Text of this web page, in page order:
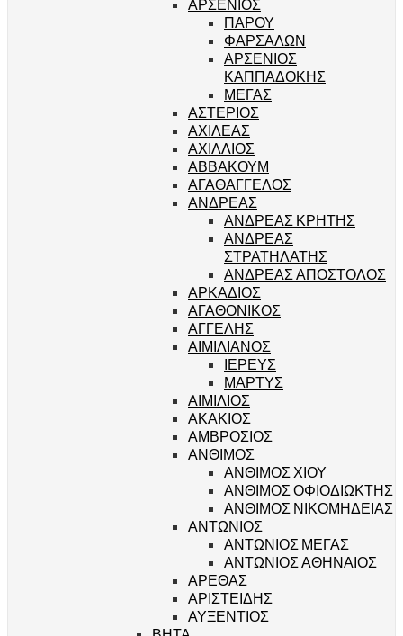
ΑΡΣΕΝΙΟΣ
ΠΑΡΟΥ
ΦΑΡΣΑΛΩΝ
ΑΡΣΕΝΙΟΣ
ΚΑΠΠΑΔΟΚΗΣ
ΜΕΓΑΣ
ΑΣΤΕΡΙΟΣ
ΑΧΙΛΕΑΣ
ΑΧΙΛΛΙΟΣ
ΑΒΒΑΚΟΥΜ
ΑΓΑΘΑΓΓΕΛΟΣ
ΑΝΔΡΕΑΣ
ΑΝΔΡΕΑΣ ΚΡΗΤΗΣ
ΑΝΔΡΕΑΣ
ΣΤΡΑΤΗΛΑΤΗΣ
ΑΝΔΡΕΑΣ ΑΠΟΣΤΟΛΟΣ
ΑΡΚΑΔΙΟΣ
ΑΓΑΘΟΝΙΚΟΣ
ΑΓΓΕΛΗΣ
ΑΙΜΙΛΙΑΝΟΣ
ΙΕΡΕΥΣ
ΜΑΡΤΥΣ
ΑΙΜΙΛΙΟΣ
ΑΚΑΚΙΟΣ
ΑΜΒΡΟΣΙΟΣ
ΑΝΘΙΜΟΣ
ΑΝΘΙΜΟΣ ΧΙΟΥ
ΑΝΘΙΜΟΣ ΟΦΙΟΔΙΩΚΤΗΣ
ΑΝΘΙΜΟΣ ΝΙΚΟΜΗΔΕΙΑΣ
ΑΝΤΩΝΙΟΣ
ΑΝΤΩΝΙΟΣ ΜΕΓΑΣ
ΑΝΤΩΝΙΟΣ ΑΘΗΝΑΙΟΣ
ΑΡΕΘΑΣ
ΑΡΙΣΤΕΙΔΗΣ
ΑΥΞΕΝΤΙΟΣ